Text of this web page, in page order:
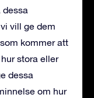
dessa
vill ge dem
kommer att
stora eller
dessa
om hur